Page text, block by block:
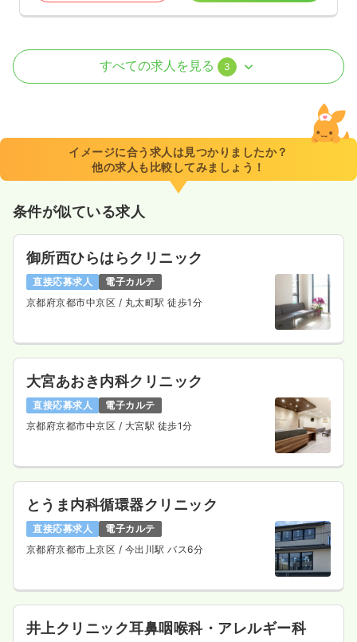
訪問看護 正看護師
9:00～17:00
オンコールあり
月給25万円以上可
気になる
日勤のみ（パート） 一時募集休止
給与 お問い合わせください
オンコールあり
気になる
デイケア・デイサービス
給与 1,470〜1,650
時間 9:30～13:30
気になる 詳細を見る
すべての求人を見る 3
イメージに合う求人は見つかりましたか？
他の求人も比較してみましょう！
条件が似ている求人
御所西ひらはらクリニック
直接応募求人
電子カルテ
京都府京都市中京区 / 丸太町駅 徒歩1分
大宮あおき内科クリニック
直接応募求人
電子カルテ
京都府京都市中京区 / 大宮駅 徒歩1分
とうま内科循環器クリニック
直接応募求人
電子カルテ
京都府京都市上京区 / 今出川駅 バス6分
井上クリニック耳鼻咽喉科・アレルギー科